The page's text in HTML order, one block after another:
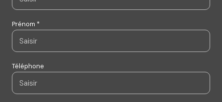
Prénom *
Téléphone